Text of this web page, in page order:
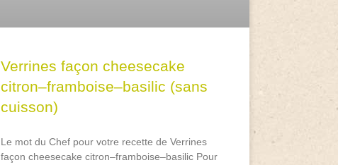
Verrines façon cheesecake
citron–framboise–basilic (sans
cuisson)
Le mot du Chef pour votre recette de Verrines
façon cheesecake citron–framboise–basilic Pour